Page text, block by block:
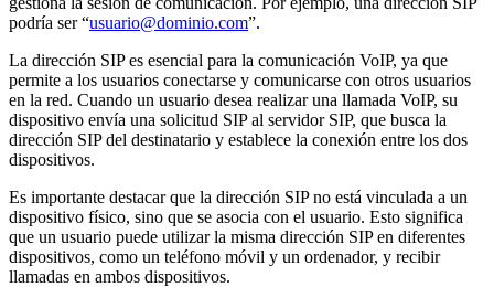
podría ser “usuario@dominio.com”.
La dirección SIP es esencial para la comunicación VoIP, ya que
permite a los usuarios conectarse y comunicarse con otros usuarios
en la red. Cuando un usuario desea realizar una llamada VoIP, su
dispositivo envía una solicitud SIP al servidor SIP, que busca la
dirección SIP del destinatario y establece la conexión entre los dos
dispositivos.
Es importante destacar que la dirección SIP no está vinculada a un
dispositivo físico, sino que se asocia con el usuario. Esto significa
que un usuario puede utilizar la misma dirección SIP en diferentes
dispositivos, como un teléfono móvil y un ordenador, y recibir
llamadas en ambos dispositivos.